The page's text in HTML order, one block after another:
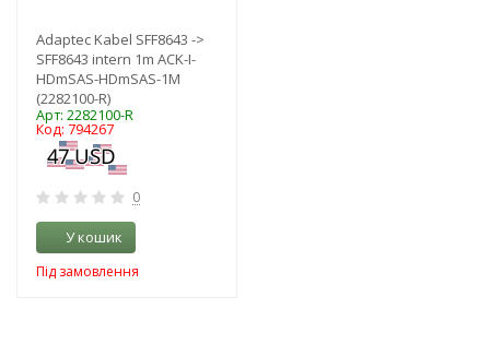
Adaptec Kabel SFF8643 ->
SFF8643 intern 1m ACK-I-
HDmSAS-HDmSAS-1M
(2282100-R)
Арт: 2282100-R
Код: 794267
0
У кошик
Під замовлення